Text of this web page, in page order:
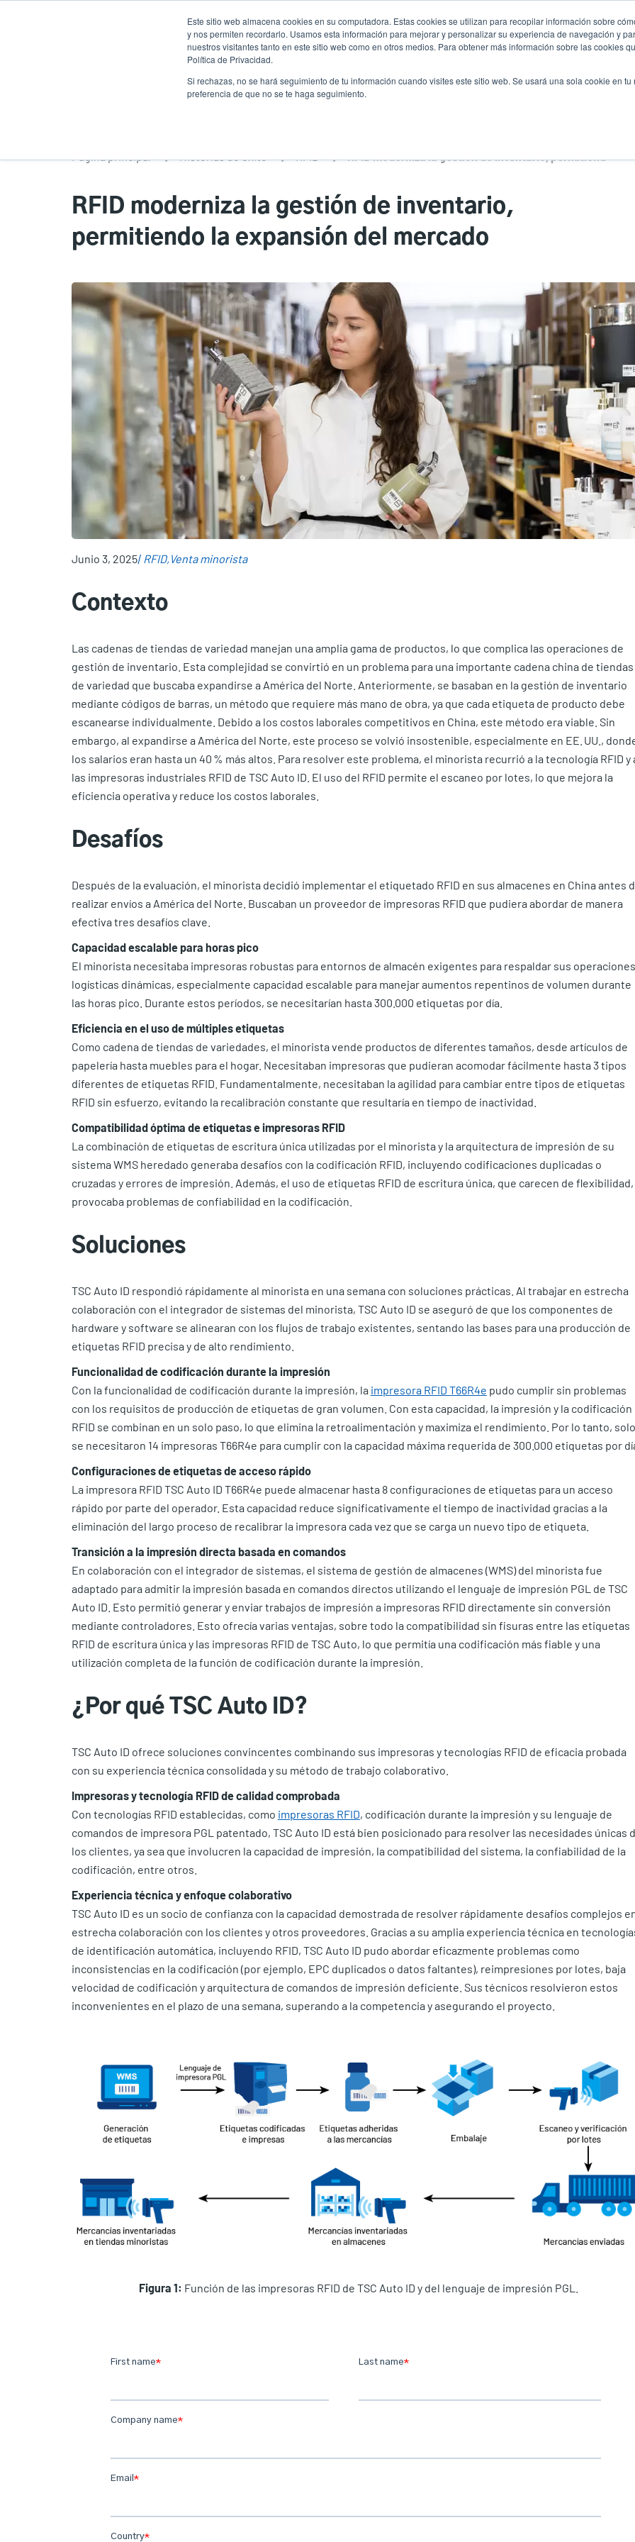
Este sitio web almacena cookies en su computadora. Estas cookies se utilizan para recopilar información sobre
y nos permiten recordarlo. Usamos esta información para mejorar y personalizar su experiencia de navegación y
nuestros visitantes tanto en este sitio web como en otros medios. Para obtener más información sobre las cookies
Política de Privacidad.
Si rechazas, no se hará seguimiento de tu información cuando visites este sitio web. Se usará una sola cookie en
preferencia de que no se te haga seguimiento.
User
Noticias
Página principal Historias de éxito RFID RFID moderniza la gestión de inventario, permitiendo la expansión del mercado
RFID moderniza la gestión de inventario,
permitiendo la expansión del mercado
Junio 3, 2025 RFID Venta minorista
Contexto
Las cadenas de tiendas de variedad manejan una amplia gama de productos, lo que complica las operaciones de
gestión de inventario. Esta complejidad se convirtió en un problema para una importante cadena china de tiendas
de variedad que buscaba expandirse a América del Norte. Anteriormente, se basaban en la gestión de inventario
mediante códigos de barras, un método que requiere más mano de obra, ya que cada etiqueta de producto debe
escanearse individualmente. Debido a los costos laborales competitivos en China, este método era viable. Sin
embargo, al expandirse a América del Norte, este proceso se volvió insostenible, especialmente en EE. UU.,
los salarios eran hasta un 40 % más altos. Para resolver este problema, el minorista recurrió a la tecnología RFID y
las impresoras industriales RFID de TSC Auto ID. El uso del RFID permite el escaneo por lotes, lo que mejora la
eficiencia operativa y reduce los costos laborales.
Desafíos
Después de la evaluación, el minorista decidió implementar el etiquetado RFID en sus almacenes en China antes
realizar envíos a América del Norte. Buscaban un proveedor de impresoras RFID que pudiera abordar de manera
efectiva tres desafíos clave.
Capacidad escalable para horas pico
El minorista necesitaba impresoras robustas para entornos de almacén exigentes para respaldar sus operaciones
logísticas dinámicas, especialmente capacidad escalable para manejar aumentos repentinos de volumen durante
las horas pico. Durante estos períodos, se necesitarían hasta 300.000 etiquetas por día.
Eficiencia en el uso de múltiples etiquetas
Como cadena de tiendas de variedades, el minorista vende productos de diferentes tamaños, desde artículos de
papelería hasta muebles para el hogar. Necesitaban impresoras que pudieran acomodar fácilmente hasta 3 tipos
diferentes de etiquetas RFID. Fundamentalmente, necesitaban la agilidad para cambiar entre tipos de etiquetas
RFID sin esfuerzo, evitando la recalibración constante que resultaría en tiempo de inactividad.
Compatibilidad óptima de etiquetas e impresoras RFID
La combinación de etiquetas de escritura única utilizadas por el minorista y la arquitectura de impresión de su
sistema WMS heredado generaba desafíos con la codificación RFID, incluyendo codificaciones duplicadas o
cruzadas y errores de impresión. Además, el uso de etiquetas RFID de escritura única, que carecen de flexibilidad,
provocaba problemas de confiabilidad en la codificación.
Soluciones
TSC Auto ID respondió rápidamente al minorista en una semana con soluciones prácticas. Al trabajar en estrecha
colaboración con el integrador de sistemas del minorista, TSC Auto ID se aseguró de que los componentes de
hardware y software se alinearan con los flujos de trabajo existentes, sentando las bases para una producción de
etiquetas RFID precisa y de alto rendimiento.
Funcionalidad de codificación durante la impresión
Con la funcionalidad de codificación durante la impresión, la impresora RFID T66R4e pudo cumplir sin problemas
con los requisitos de producción de etiquetas de gran volumen. Con esta capacidad, la impresión y la codificación
RFID se combinan en un solo paso, lo que elimina la retroalimentación y maximiza el rendimiento. Por lo tanto, solo
se necesitaron 14 impresoras T66R4e para cumplir con la capacidad máxima requerida de 300.000 etiquetas por
Configuraciones de etiquetas de acceso rápido
La impresora RFID TSC Auto ID T66R4e puede almacenar hasta 8 configuraciones de etiquetas para un acceso
rápido por parte del operador. Esta capacidad reduce significativamente el tiempo de inactividad gracias a la
eliminación del largo proceso de recalibrar la impresora cada vez que se carga un nuevo tipo de etiqueta.
Transición a la impresión directa basada en comandos
En colaboración con el integrador de sistemas, el sistema de gestión de almacenes (WMS) del minorista fue
adaptado para admitir la impresión basada en comandos directos utilizando el lenguaje de impresión PGL de TSC
Auto ID. Esto permitió generar y enviar trabajos de impresión a impresoras RFID directamente sin conversión
mediante controladores. Esto ofrecía varias ventajas, sobre todo la compatibilidad sin fisuras entre las etiquetas
RFID de escritura única y las impresoras RFID de TSC Auto, lo que permitía una codificación más fiable y una
utilización completa de la función de codificación durante la impresión.
¿Por qué TSC Auto ID?
TSC Auto ID ofrece soluciones convincentes combinando sus impresoras y tecnologías RFID de eficacia probada
con su experiencia técnica consolidada y su método de trabajo colaborativo.
Impresoras y tecnología RFID de calidad comprobada
Con tecnologías RFID establecidas, como impresoras RFID, codificación durante la impresión y su lenguaje de
comandos de impresora PGL patentado, TSC Auto ID está bien posicionado para resolver las necesidades únicas
los clientes, ya sea que involucren la capacidad de impresión, la compatibilidad del sistema, la confiabilidad de la
codificación, entre otros.
Experiencia técnica y enfoque colaborativo
TSC Auto ID es un socio de confianza con la capacidad demostrada de resolver rápidamente desafíos complejos
estrecha colaboración con los clientes y otros proveedores. Gracias a su amplia experiencia técnica en
de identificación automática, incluyendo RFID, TSC Auto ID pudo abordar eficazmente problemas como
inconsistencias en la codificación (por ejemplo, EPC duplicados o datos faltantes), reimpresiones por lotes, baja
velocidad de codificación y arquitectura de comandos de impresión deficiente. Sus técnicos resolvieron estos
inconvenientes en el plazo de una semana, superando a la competencia y asegurando el proyecto.
Figura 1: Función de las impresoras RFID de TSC Auto ID y del lenguaje de impresión PGL.